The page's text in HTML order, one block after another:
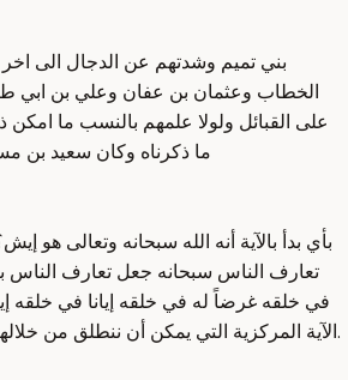
بني تميم وشدتهم عن الدجال الى
الخطاب وعثمان بن عفان وعلي بن ابي
على القبائل ولولا علمهم بالنسب ما
ما ذكرناه وكان سعيد بن
بأي بدأ بالآية أنه الله سبحانه وتعالى هو
تعارف الناس سبحانه جعل تعارف الناس
في خلقه غرضاً له في خلقه إيانا في خلقه
الآية المركزية التي يمكن أن ننطلق من خلالها إلى معرفة الأنساب هي.